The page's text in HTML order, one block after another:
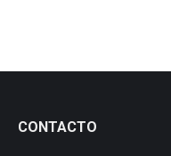
CONTACTO